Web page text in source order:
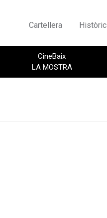
Cartellera Històric
CineBaix
LA MOSTRA